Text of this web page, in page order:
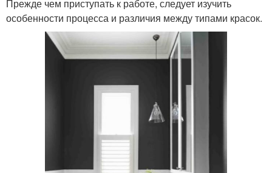
Прежде чем приступать к работе, следует изучить
особенности процесса и различия между типами красок.